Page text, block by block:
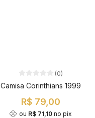
(0)
Camisa Corinthians 1999
R$ 79,00
ou R$ 71,10no pix